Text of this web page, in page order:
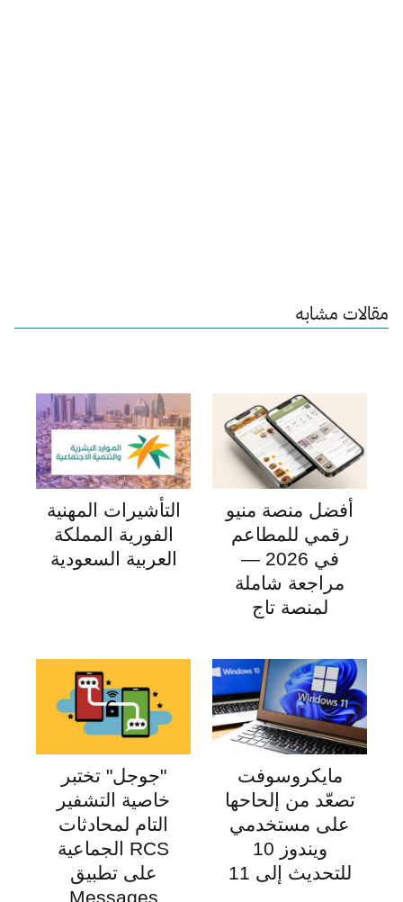
مقالات مشابه
أفضل منصة منيو
رقمي للمطاعم
في 2026 —
مراجعة شاملة
لمنصة تاج
التأشيرات المهنية
الفورية المملكة
العربية السعودية
مايكروسوفت
تصعّد من إلحاحها
على مستخدمي
ويندوز 10
للتحديث إلى 11
"جوجل" تختبر
خاصية التشفير
التام لمحادثات
RCS الجماعية
على تطبيق
Messages